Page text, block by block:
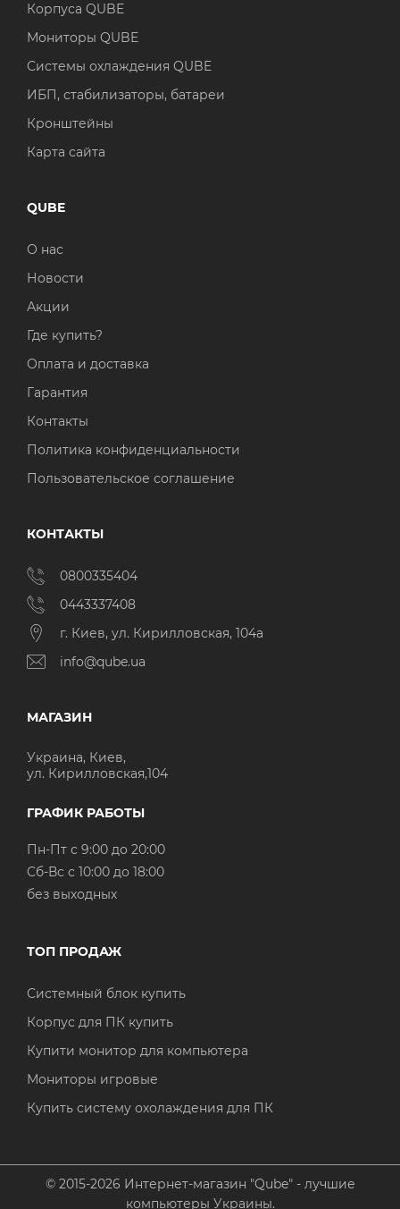
Корпуса QUBE
Мониторы QUBE
Системы охлаждения QUBE
ИБП, стабилизаторы, батареи
Кронштейны
Карта сайта
QUBE
О нас
Новости
Акции
Где купить?
Оплата и доставка
Гарантия
Контакты
Политика конфиденциальности
Пользовательское соглашение
КОНТАКТЫ
0800335404
0443337408
г. Киев, ул. Кирилловская, 104а
info@qube.ua
МАГАЗИН
Украина, Киев,
ул. Кирилловская,104
ГРАФИК РАБОТЫ
Пн-Пт с 9:00 до 20:00
Cб-Вс с 10:00 до 18:00
без выходных
ТОП ПРОДАЖ
Системный блок купить
Корпус для ПК купить
Купити монитор для компьютера
Мониторы игровые
Купить систему охолаждения для ПК
© 2015-2026 Интернет-магазин "Qube" - лучшие
компьютеры Украины.